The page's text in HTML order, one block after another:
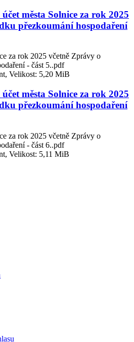
města Solnice za rok 2025
přezkoumání hospodaření
za rok 2025 včetně Zprávy o
- část 5..pdf
Velikost: 5,20 MiB
města Solnice za rok 2025
přezkoumání hospodaření
za rok 2025 včetně Zprávy o
- část 6..pdf
Velikost: 5,11 MiB